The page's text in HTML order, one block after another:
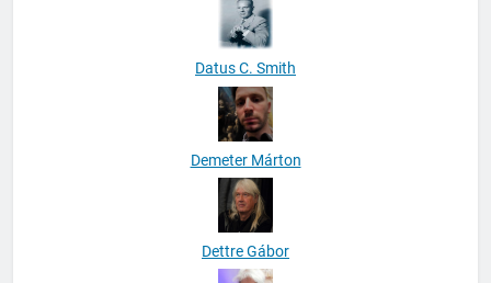
Datus C. Smith
Demeter Márton
Dettre Gábor